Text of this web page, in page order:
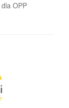
dla OPP